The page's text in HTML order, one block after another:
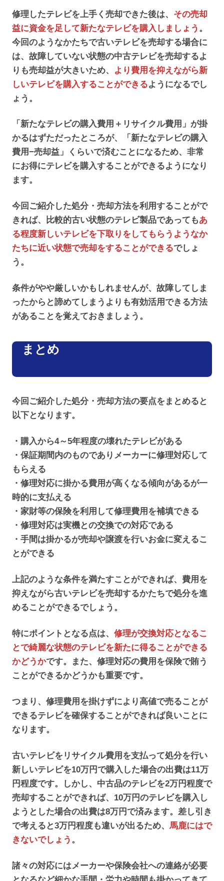
修理したテレビを上手く売却できた後は、 その売却
益に資金を足して新たなテレビを購入しましょう 。
今回のようなかたちで古いテレビを売却する場合に
は、故障していない状態の中古テレビを売却するよ
りも売却益が大きいため、
より費用を抑えながら新
しいテレビを購入することができるようになるでし
ょう。
「新たなテレビの購入費用＋リサイクル費用」が掛
かるはずただったところが、「新たなテレビの購入
費用−売却益」くらいで済むことになるため、非常
にお得にテレビを購入することができるようになり
ます。
今回ご紹介した処分・売却方法を利用することがで
きれば、比較的古い状態のテレビ製品であってもあ
る程度新しいテレビを下取りをしてもらうようなか
たちに近い状態で売却をすることができるでしょ
う。
条件がやや厳しいかもしれませんが、故障してしま
ったからと諦めてしまうよりも有効活用できる方法
があることを覚えておきましょう。
まとめ
今回ご紹介した処分・売却方法の要点をまとめると
以下となります。
・購入から4～5年程度の壊れたテレビがある
・保証期間内のものでありメーカーに修理対応して
もらえる
・修理対応に掛かる費用が高くなる傾向があるが一
時的に支払える
・家財等の保険を利用して修理費用を補填できる
・修理対応は実機との交換での対応である
・手間は掛かるが売却や譲渡を行いお金に変えるこ
とができる
上記のような条件を満たすことができれば、費用を
抑えながら古いテレビを売却するかたちで処分を進
めることができるでしょう。
特にポイントとなる点は、 修理が交換対応となるこ
とで綺麗な状態のテレビを新たに得ることができる
かどうかです。また、修理対応の費用を保険で賄う
ことができるかどうかも重要です。
つまり、修理費用を掛けずにより高値で売ることが
できるテレビを確保することができれば良いことに
なります。
古いテレビをリサイクル費用を支払って処分を行い
新しいテレビを10万円で購入した場合の出費は11万
円程度です。しかし、中古品のテレビを2万円程度で
売却することができれば、10万円のテレビを購入し
ようとした場合の出費は8万円で済みます。差し引き
で考えると3万円程度も違いが出るため、 馬鹿にはで
きないでしょう 。
諸々の対応にはメーカーや保険会社への連絡が必要